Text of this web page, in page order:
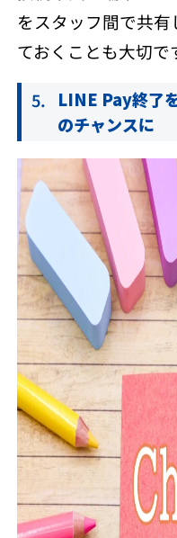
をスタッフ間で共
ておくことも大切で
LINE Pay終了
のチャンスに